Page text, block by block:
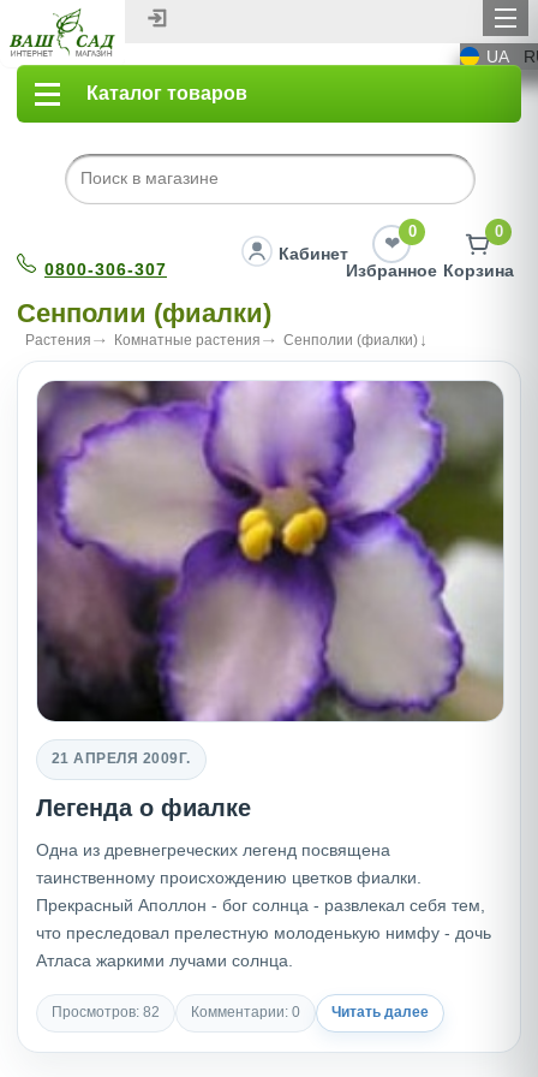
UA
Каталог товаров
0800-306-307
Кабинет
0
Избранное
0
Корзина
Сенполии (фиалки)
Растения Комнатные растения Сенполии (фиалки)
21 АПРЕЛЯ 2009Г.
Легенда о фиалке
Одна из древнегреческих легенд посвящена
таинственному происхождению цветков фиалки.
Прекрасный Аполлон - бог солнца - развлекал себя тем,
что преследовал прелестную молоденькую нимфу - дочь
Атласа жаркими лучами солнца.
Просмотров: 82 Комментарии: 0 Читать далее